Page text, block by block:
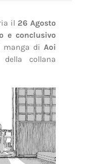
il 26 Agosto
e conclusivo
manga di Aoi
della collana